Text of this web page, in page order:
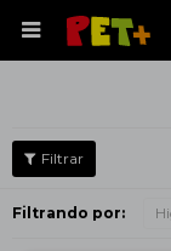

Filtrando por: